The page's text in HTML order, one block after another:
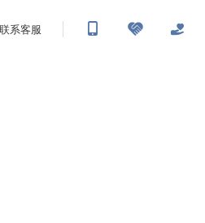
联系客服